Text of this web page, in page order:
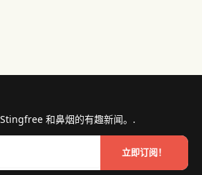
和鼻烟的有趣新闻。.
立即订阅！